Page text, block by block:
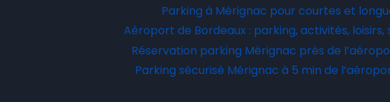
Parking à Mérignac pour courtes et
Aéroport de Bordeaux : parking, activités, loisirs,
Réservation parking Mérignac près de
Parking sécurisé Mérignac à 5 min de